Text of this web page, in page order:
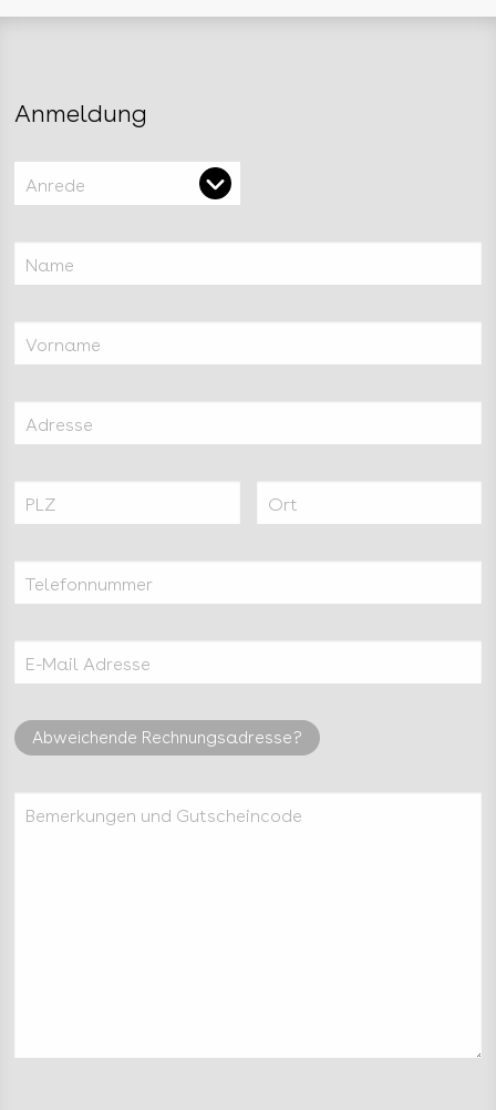
Anmeldung
Anrede
Name
Vorname
Adresse
PLZ Ort
Telefonnummer
E-Mail Adresse
Abweichende Rechnungsadresse?
Bemerkungen und Gutscheincode